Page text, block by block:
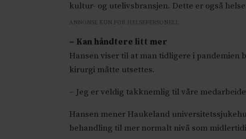
kultur- og utelivsbransjen. Dette er også
ANNONSE KUN FOR HELSEPERSONELL
– Kan håndtere litt mer
Hansen viser til at man tidligere i pandemien
kirurgi måtte utsettes.
– Jeg er veldig takknemlig til våre
Hansen mener Haukeland
behandling til mer normalt nivå som